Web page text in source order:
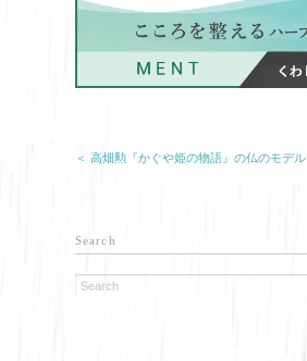
＜ 高畑勲『かぐや姫の物語』の仏のモデル
Search